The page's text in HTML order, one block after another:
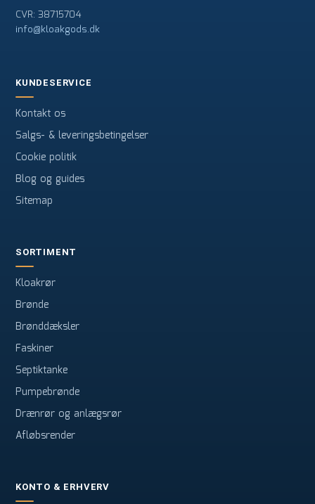
CVR: 38715704
info@kloakgods.dk
KUNDESERVICE
Kontakt os
Salgs- & leveringsbetingelser
Cookie politik
Blog og guides
Sitemap
SORTIMENT
Kloakrør
Brønde
Brønddæksler
Faskiner
Septiktanke
Pumpebrønde
Drænrør og anlægsrør
Afløbsrender
KONTO & ERHVERV